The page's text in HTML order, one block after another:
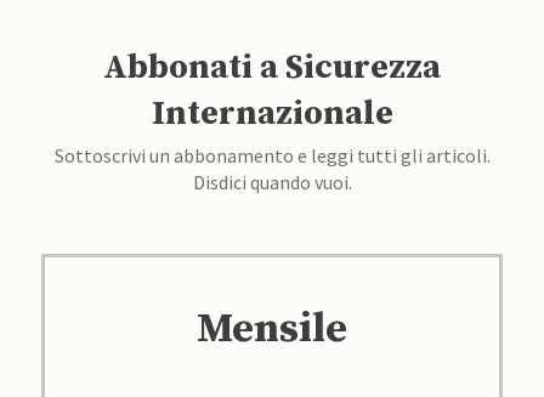
Abbonati a Sicurezza
Internazionale
Sottoscrivi un abbonamento e leggi tutti gli articoli.
Disdici quando vuoi.
Mensile